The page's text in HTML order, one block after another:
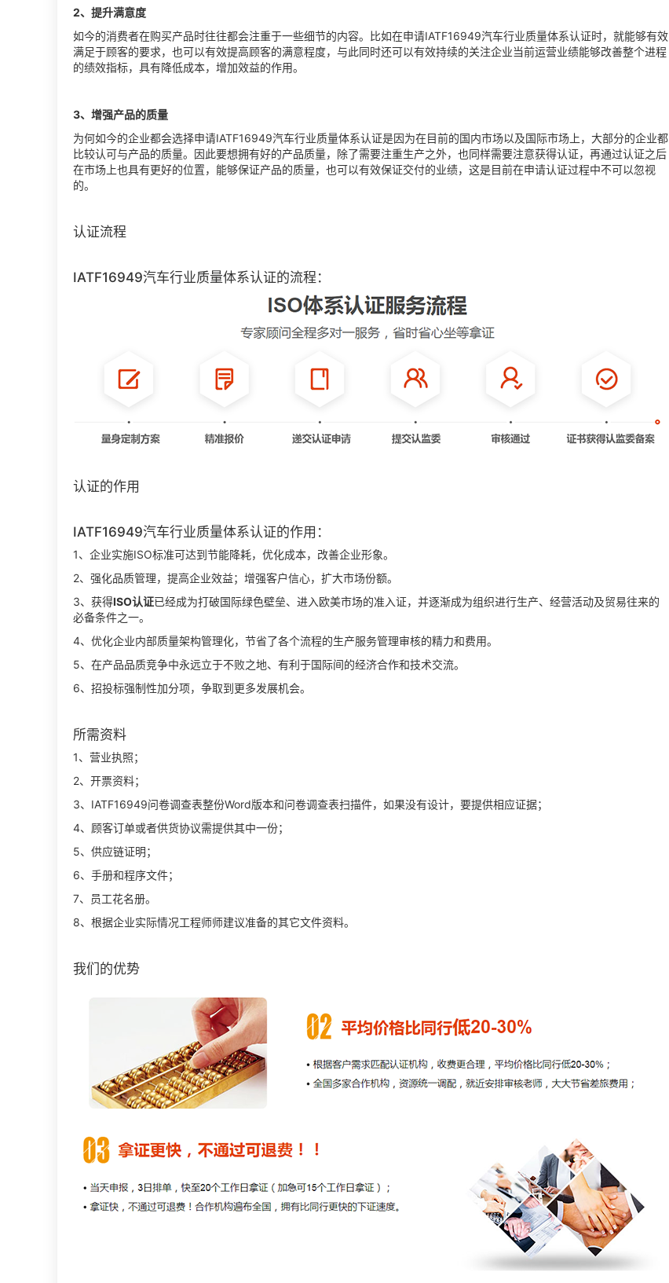
2、提升满意度
如今的消费者在购买产品时往往都会注重于一些细节的内容。比如在申请IATF16949汽车行业质量体系认证时，就能够有效
满足于顾客的要求，也可以有效提高顾客的满意程度，与此同时还可以有效持续的关注企业当前运营业绩能够改善整个进程
的绩效指标，具有降低成本，增加效益的作用。
3、增强产品的质量
为何如今的企业都会选择申请IATF16949汽车行业质量体系认证是因为在目前的国内市场以及国际市场上，大部分的企业都
比较认可与产品的质量。因此要想拥有好的产品质量，除了需要注重生产之外，也同样需要注意获得认证，再通过认证之后
在市场上也具有更好的位置，能够保证产品的质量，也可以有效保证交付的业绩，这是目前在申请认证过程中不可以忽视
的。
认证流程
IATF16949汽车行业质量体系认证的流程：
认证的作用
IATF16949汽车行业质量体系认证的作用：
1、企业实施ISO标准可达到节能降耗，优化成本，改善企业形象。
2、强化品质管理，提高企业效益；增强客户信心，扩大市场份额。
3、获得ISO认证已经成为打破国际绿色壁垒、进入欧美市场的准入证，并逐渐成为组织进行生产、经营活动及贸易往来的
必备条件之一。
4、优化企业内部质量架构管理化，节省了各个流程的生产服务管理审核的精力和费用。
5、在产品品质竞争中永远立于不败之地、有利于国际间的经济合作和技术交流。
6、招投标强制性加分项，争取到更多发展机会。
所需资料
1、营业执照；
2、开票资料；
3、IATF16949问卷调查表整份Word版本和问卷调查表扫描件，如果没有设计，要提供相应证据；
4、顾客订单或者供货协议需提供其中一份；
5、供应链证明；
6、手册和程序文件；
7、员工花名册。
8、根据企业实际情况工程师师建议准备的其它文件资料。
我们的优势